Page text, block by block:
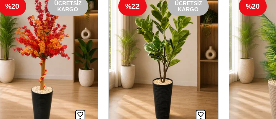
ÜCRETSIZ
KARGO
%20
ÜCRETSIZ
KARGO
%22 %20